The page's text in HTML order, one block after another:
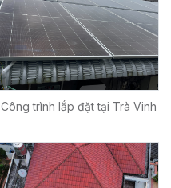
Công trình lắp đặt tại Trà Vinh